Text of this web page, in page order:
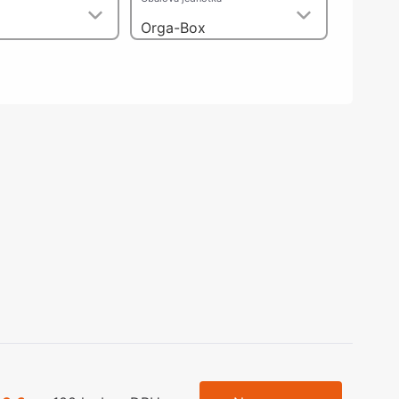
nohy, Nábytkové nohy a
nastavení
kování
Orga-Box